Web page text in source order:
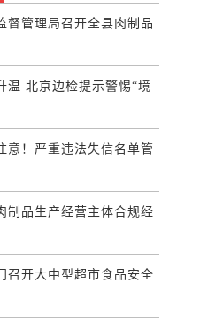
督管理局召开全县肉制品
温 北京边检提示警惕“境
意！严重违法失信名单管
制品生产经营主体合规经
召开大中型超市食品安全